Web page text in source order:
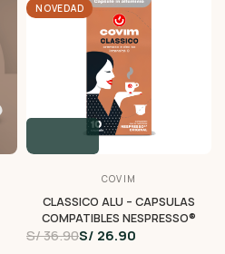
NOVEDAD
COVIM
CLASSICO ALU – CAPSULAS
COMPATIBLES NESPRESSO®
S/ 36.90S/ 26.90